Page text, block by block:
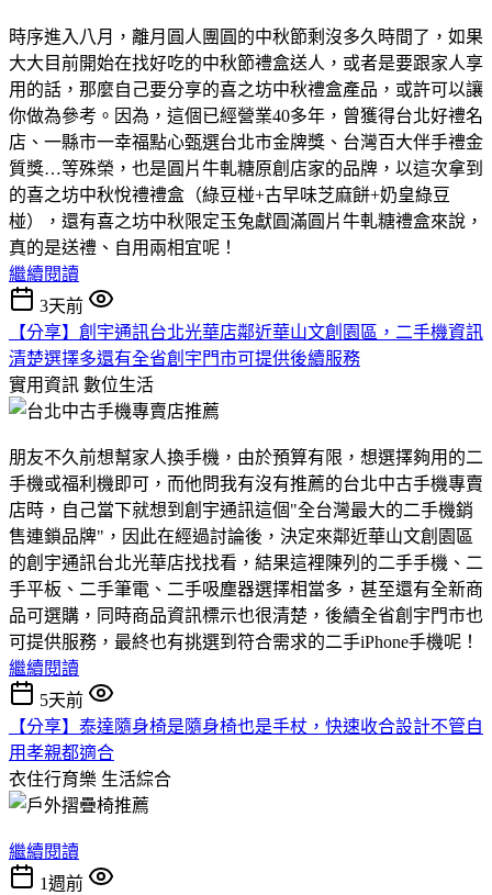
時序進入八月，離月圓人團圓的中秋節剩沒多久時間了，如果
大大目前開始在找好吃的中秋節禮盒送人，或者是要跟家人享
用的話，那麼自己要分享的喜之坊中秋禮盒產品，或許可以讓
你做為參考。因為，這個已經營業40多年，曾獲得台北好禮名
店、一縣市一幸福點心甄選台北市金牌獎、台灣百大伴手禮金
質獎…等殊榮，也是圓片牛軋糖原創店家的品牌，以這次拿到
的喜之坊中秋悅禮禮盒（綠豆椪+古早味芝麻餅+奶皇綠豆
椪），還有喜之坊中秋限定玉兔獻圓滿圓片牛軋糖禮盒來說，
真的是送禮、自用兩相宜呢！
繼續閱讀
3天前
【分享】創宇通訊台北光華店鄰近華山文創園區，二手機資訊
清楚選擇多還有全省創宇門市可提供後續服務
實用資訊 數位生活
朋友不久前想幫家人換手機，由於預算有限，想選擇夠用的二
手機或福利機即可，而他問我有沒有推薦的台北中古手機專賣
店時，自己當下就想到創宇通訊這個"全台灣最大的二手機銷
售連鎖品牌"，因此在經過討論後，決定來鄰近華山文創園區
的創宇通訊台北光華店找找看，結果這裡陳列的二手手機、二
手平板、二手筆電、二手吸塵器選擇相當多，甚至還有全新商
品可選購，同時商品資訊標示也很清楚，後續全省創宇門市也
可提供服務，最終也有挑選到符合需求的二手iPhone手機呢！
繼續閱讀
5天前
【分享】泰達隨身椅是隨身椅也是手杖，快速收合設計不管自
用孝親都適合
衣住行育樂 生活綜合
繼續閱讀
1週前